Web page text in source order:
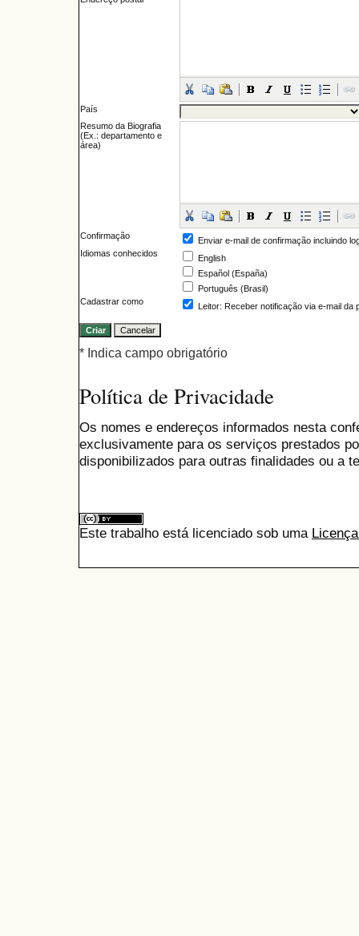
País
Resumo da Biografia
(Ex.: departamento e
área)
Confirmação
Enviar e-mail de confirmação incluindo
Idiomas conhecidos
English
Español (España)
Português (Brasil)
Cadastrar como
Leitor: Receber notificação via e-mail da
* Indica campo obrigatório
Política de Privacidade
Os nomes e endereços informados nesta
exclusivamente para os serviços prestados
disponibilizados para outras finalidades ou a
Este trabalho está licenciado sob uma